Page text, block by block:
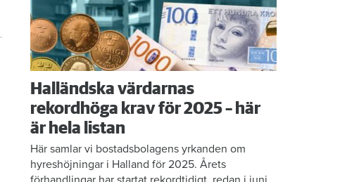
Halländska värdarnas
rekordhöga krav för 2025 – här
är hela listan
Här samlar vi bostadsbolagens yrkanden om
hyreshöjningar i Halland för 2025. Årets